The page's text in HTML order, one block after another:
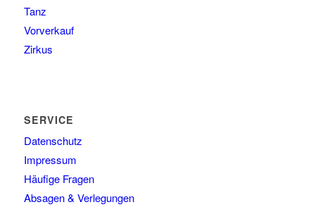
Tanz
Vorverkauf
Zirkus
SERVICE
Datenschutz
Impressum
Häufige Fragen
Absagen & Verlegungen